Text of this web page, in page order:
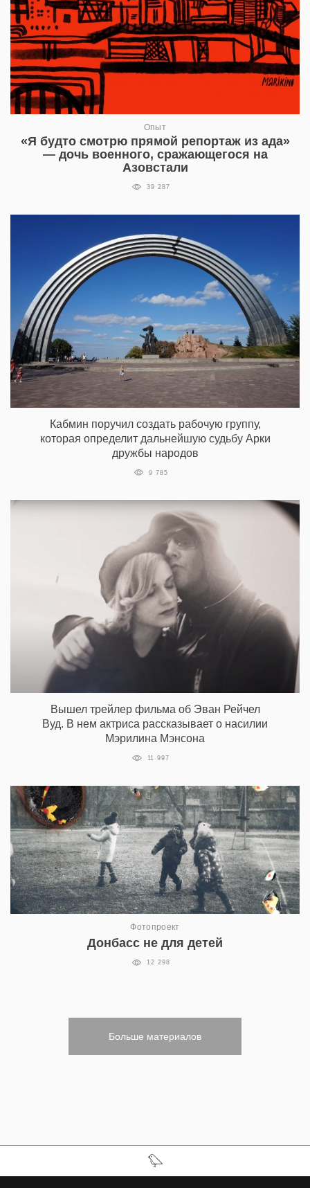
Опыт
«Я будто смотрю прямой репортаж из ада»
— дочь военного, сражающегося на
Азовстали
39 287
Кабмин поручил создать рабочую группу,
которая определит дальнейшую судьбу Арки
дружбы народов
9 785
Вышел трейлер фильма об Эван Рейчел
Вуд. В нем актриса рассказывает о насилии
Мэрилина Мэнсона
11 997
Фотопроект
Донбасс не для детей
12 298
Больше материалов